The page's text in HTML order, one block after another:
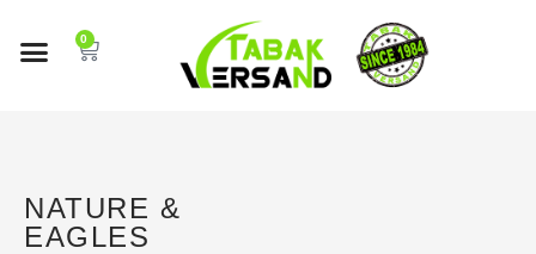
0
NATURE &
EAGLES